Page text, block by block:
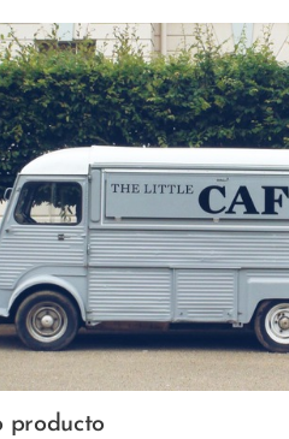
producto